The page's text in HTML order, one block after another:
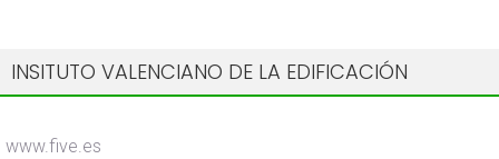
INSITUTO VALENCIANO DE LA EDIFICACIÓN
www.five.es